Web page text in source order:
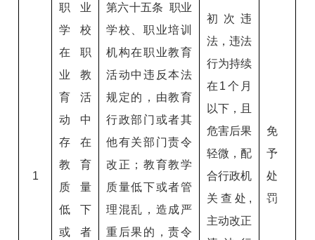
1
职业
学校
在职
业教
育活
动中
存在
教育
质量
低下
或者
第六十五条 职业
学校、职业培训
机构在职业教育
活动中违反本法
规定的，由教育
行政部门或者其
他有关部门责令
改正；教育教学
质量低下或者管
理混乱，造成严
重后果的，责令
初次违
法，违法
行为持续
在1个月
以下，且
危害后果
轻微，配
合行政机
关查处,
主动改正
免
予
处
罚